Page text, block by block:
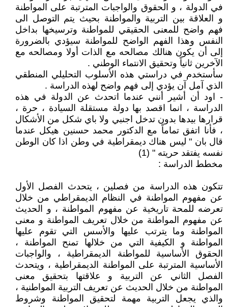
في الدولة ، و الحقوق والواجبات المترتبة على المواطنة
و العلاقة بين التربية والمواطنة بحيث يتم التوصل الى
فهم واضح للمعنى الحقيقي للمواطنة وترسيخها بداخل
النفس وهذا الفهم الواضح للمواطنة سيؤدي بالضرورة
إلى أن يكون هنالك مصالحه مع الذات أولا ومصالحه مع
الآخرين ثانياً وتحقيق الانتماء الوطني .
سأستخدم في دراستي هذه الأسلوب التحليلي المنطقي
الذي آمل آن يؤدي إلى فهم واضح لهذه الدراسة .
- اود أن أشير أنني عندما اتحدث عن الدولة في هذه
الدراسة ، انما اقصد بها دولة مستقلة السيادة ، حرة ،
قرارها بيدها بدون تدخل اجنبي ولا باي شكل من الأشكال
، فأنا اتفق تماماً مع الدكتور محمد حسنين هيكل عندما
قال بان " ليس هناك ديمقراطية في وطن اذا كان الوطن
نفسه يفتقد حريته " (1)
مخطط الدراسة :
تتكون هذه الدراسة من فصلين ، يتحدث الفصل الأول
عن مفهوم المواطنة في النظام الديمقراطي من خلال
تعرضه للمحة تاريخية عن مفهوم المواطنة ، و الحديث
عن مفهوم المواطنة من خلال تعريف المواطنة و معنى
المواطنة وما يترتب عليها والأسس التي تقوم عليها
المواطنة و الكيفية التي من خلالها تمنح المواطنة ،
الحقوق الأساسية للمواطنة الديمقراطية ، والواجبات
الأساسية المترتبة على المواطنة الديمقراطية ، ويتحدث
الفصل الثاني عن التربية و علاقتها بتحقيق معنى
المواطنة من خلال الحديث عن تعريف التربية المواطنية ،
والذي يجعل التربية مهمة لتحقيق المواطنة وشروط